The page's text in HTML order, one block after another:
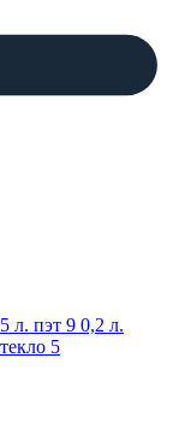
5 л. пэт 9 0,2 л.
5